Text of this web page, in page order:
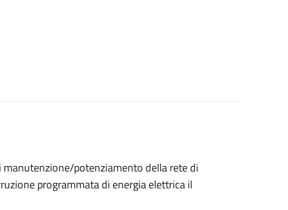
potenziamento della rete di
programmata di energia elettrica il